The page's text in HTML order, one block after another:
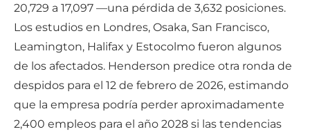
20,729 a 17,097 —una pérdida de 3,632 posiciones.
Los estudios en Londres, Osaka, San Francisco,
Leamington, Halifax y Estocolmo fueron algunos
de los afectados. Henderson predice otra ronda de
despidos para el 12 de febrero de 2026, estimando
que la empresa podría perder aproximadamente
2,400 empleos para el año 2028 si las tendencias